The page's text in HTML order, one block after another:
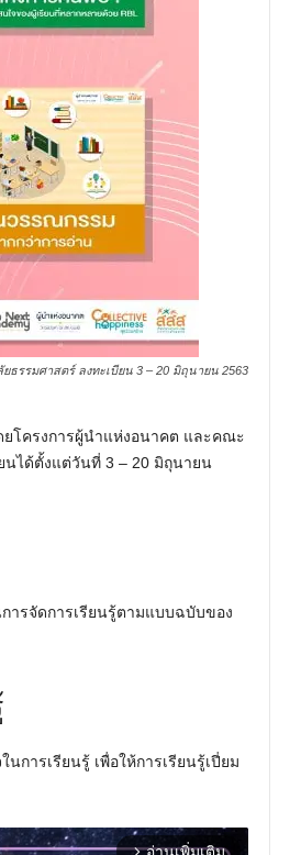
ธรรมศาสตร์ ลงทะเบียน 3 – 20 มิถุนายน 2563
โครงการผู้นำแห่งอนาคต และคณะ
นได้ตั้งแต่วันที่ 3 – 20 มิถุนายน
ารจัดการเรียนรู้ตามแบบฉบับของ
การเรียนรู้ เพื่อให้การเรียนรู้เปี่ยม
arrow_forward_ios